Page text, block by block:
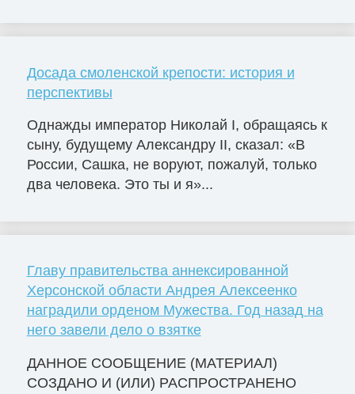
Досада смоленской крепости: история и
перспективы
Однажды император Николай I, обращаясь к
сыну, будущему Александру II, сказал: «В
России, Сашка, не воруют, пожалуй, только
два человека. Это ты и я»...
Главу правительства аннексированной
Херсонской области Андрея Алексеенко
наградили орденом Мужества. Год назад на
него завели дело о взятке
ДАННОЕ СООБЩЕНИЕ (МАТЕРИАЛ)
СОЗДАНО И (ИЛИ) РАСПРОСТРАНЕНО